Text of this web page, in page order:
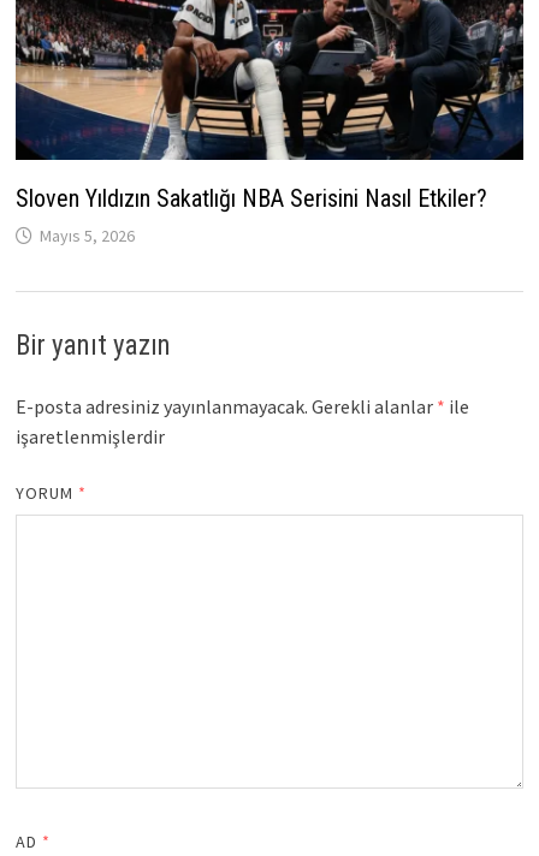
Sloven Yıldızın Sakatlığı NBA Serisini Nasıl Etkiler?
Mayıs 5, 2026
Bir yanıt yazın
E-posta adresiniz yayınlanmayacak. Gerekli alanlar * ile
işaretlenmişlerdir
YORUM *
AD *